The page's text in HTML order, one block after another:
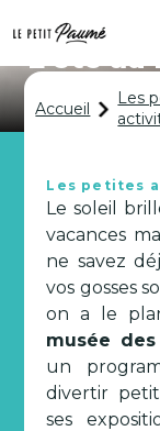
L'été au
Accueil
Les
Les petites
Le soleil
vacances
ne savez
vos gosses
on a le
musée
un
divertir
ses